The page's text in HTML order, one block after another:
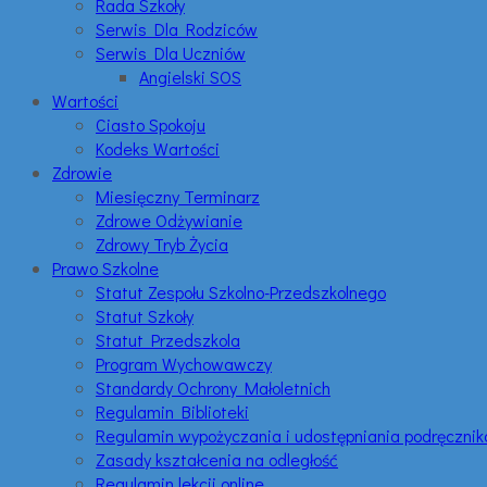
Rada Szkoły
Serwis Dla Rodziców
Serwis Dla Uczniów
Angielski SOS
Wartości
Ciasto Spokoju
Kodeks Wartości
Zdrowie
Miesięczny Terminarz
Zdrowe Odżywianie
Zdrowy Tryb Życia
Prawo Szkolne
Statut Zespołu Szkolno-Przedszkolnego
Statut Szkoły
Statut Przedszkola
Program Wychowawczy
Standardy Ochrony Małoletnich
Regulamin Biblioteki
Regulamin wypożyczania i udostępniania
Zasady kształcenia na odległość